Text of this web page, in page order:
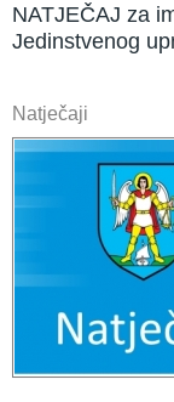
NATJEČAJ za
Jedinstvenog
Natječaji